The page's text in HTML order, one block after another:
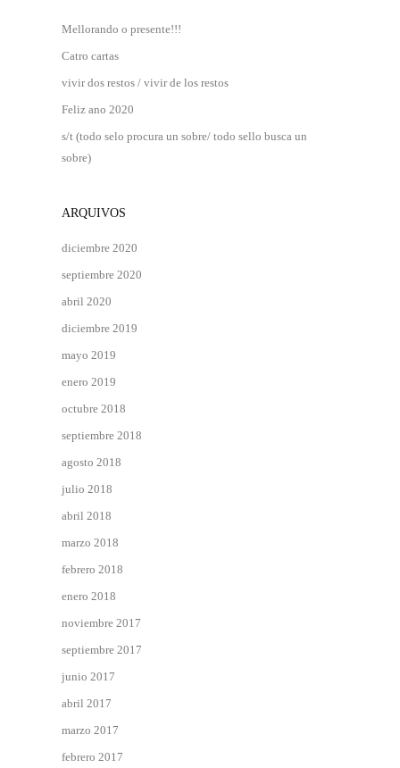
Mellorando o presente!!!
Catro cartas
vivir dos restos / vivir de los restos
Feliz ano 2020
s/t (todo selo procura un sobre/ todo sello busca un
sobre)
ARQUIVOS
diciembre 2020
septiembre 2020
abril 2020
diciembre 2019
mayo 2019
enero 2019
octubre 2018
septiembre 2018
agosto 2018
julio 2018
abril 2018
marzo 2018
febrero 2018
enero 2018
noviembre 2017
septiembre 2017
junio 2017
abril 2017
marzo 2017
febrero 2017